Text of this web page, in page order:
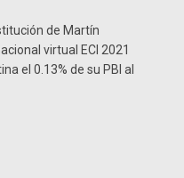
de Martín
virtual ECI 2021
el 0.13% de su PBI al